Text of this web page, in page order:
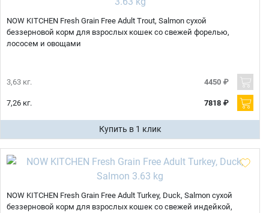
NOW KITCHEN Fresh Grain Free Adult Trout, Salmon сухой
беззерновой корм для взрослых кошек со свежей форелью,
лососем и овощами
3,63 кг. 4450 ₽
7,26 кг. 7818 ₽
Купить в 1 клик
NOW KITCHEN Fresh Grain Free Adult Turkey, Duck, Salmon сухой
беззерновой корм для взрослых кошек со свежей индейкой,